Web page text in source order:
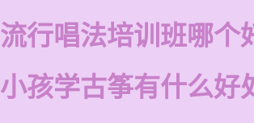
流行唱法培训班哪个
小孩学古筝有什么好